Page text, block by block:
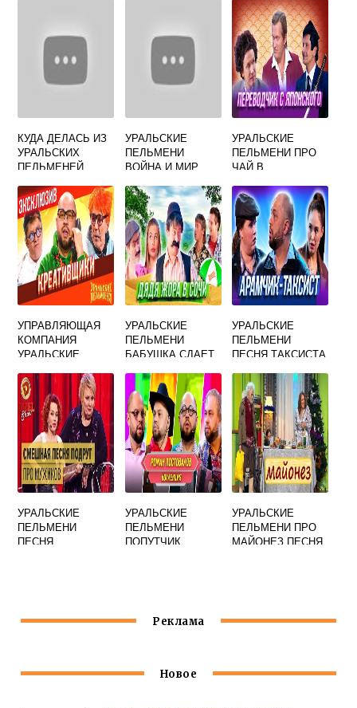
КУДА ДЕЛАСЬ ИЗ
УРАЛЬСКИХ
ПЕЛЬМЕНЕЙ
УРАЛЬСКИЕ
ПЕЛЬМЕНИ
ВОЙНА И МИР
УРАЛЬСКИЕ
ПЕЛЬМЕНИ ПРО
ЧАЙ В
УПРАВЛЯЮЩАЯ
КОМПАНИЯ
УРАЛЬСКИЕ
УРАЛЬСКИЕ
ПЕЛЬМЕНИ
БАБУШКА СДАЕТ
УРАЛЬСКИЕ
ПЕЛЬМЕНИ
ПЕСНЯ ТАКСИСТА
УРАЛЬСКИЕ
ПЕЛЬМЕНИ
ПЕСНЯ
УРАЛЬСКИЕ
ПЕЛЬМЕНИ
ПОПУТЧИК
УРАЛЬСКИЕ
ПЕЛЬМЕНИ ПРО
МАЙОНЕЗ ПЕСНЯ
Реклама
Новое